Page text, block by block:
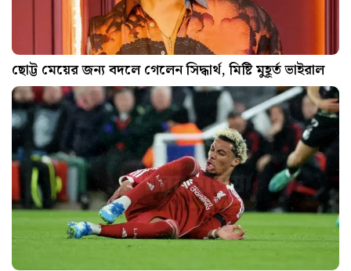
ছোট্ট মেয়ের জন্য বদলে গেলেন সিদ্ধার্থ, মিষ্টি মুহূর্ত ভাইরাল